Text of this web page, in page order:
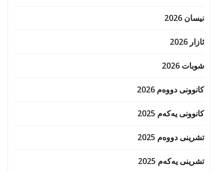
نیسان 2026
ئازار 2026
شوبات 2026
کانوونی دووەم 2026
کانوونی یەکەم 2025
تشرینی دووەم 2025
تشرینی یەکەم 2025